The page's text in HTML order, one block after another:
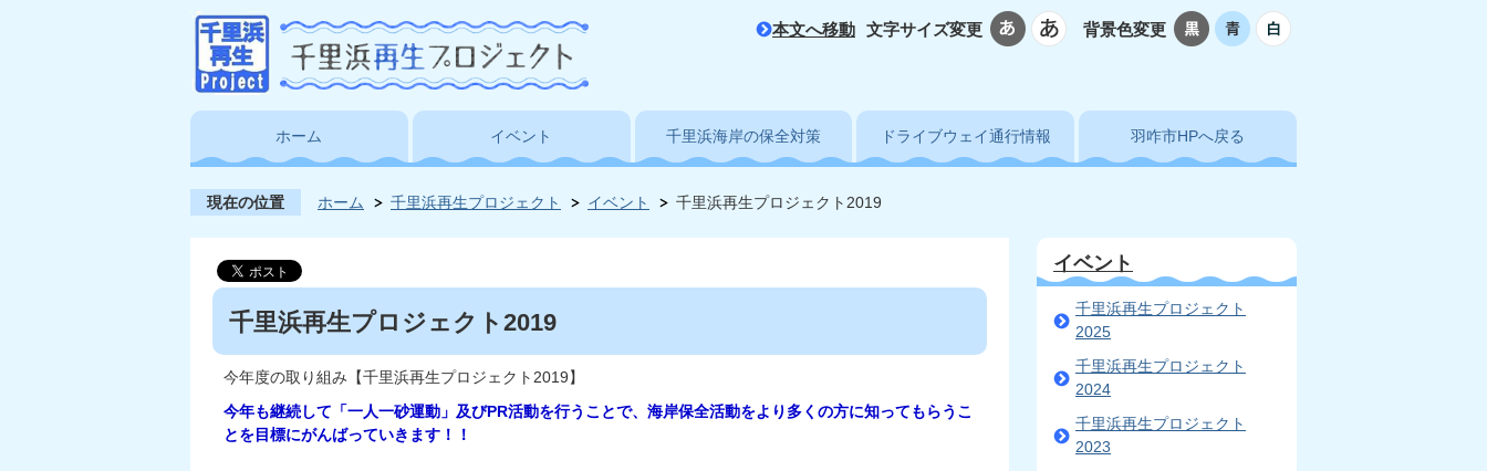
本文へ移動 文字サイズ変更 背景色変更
ホーム イベント 千里浜海岸の保全対策 ドライブウェイ通行情報 羽咋市HPへ戻る
現在の位置 ホーム 千里浜再生プロジェクト イベント 千里浜再生プロジェクト2019
千里浜再生プロジェクト2019
今年度の取り組み【千里浜再生プロジェクト2019】
今年も継続して「一人一砂運動」及びPR活動を行うことで、海岸保全活動をより多くの方に知ってもらうこ
とを目標にがんばっていきます！！
イベント
千里浜再生プロジェクト
2025
千里浜再生プロジェクト
2024
千里浜再生プロジェクト
2023